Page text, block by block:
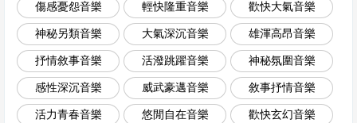
傷感憂怨音樂 輕快隆重音樂 歡快大氣音樂
神秘另類音樂 大氣深沉音樂 雄渾高昂音樂
抒情敘事音樂 活潑跳躍音樂 神秘氛圍音樂
感性深沉音樂 威武豪邁音樂 敘事抒情音樂
活力青春音樂 悠閒自在音樂 歡快玄幻音樂